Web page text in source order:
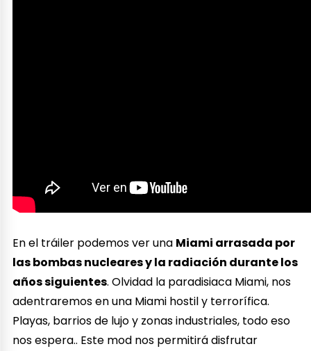
En el tráiler podemos ver una Miami arrasada por
las bombas nucleares y la radiación durante los
años siguientes. Olvidad la paradisiaca Miami, nos
adentraremos en una Miami hostil y terrorífica.
Playas, barrios de lujo y zonas industriales, todo eso
nos espera.. Este mod nos permitirá disfrutar